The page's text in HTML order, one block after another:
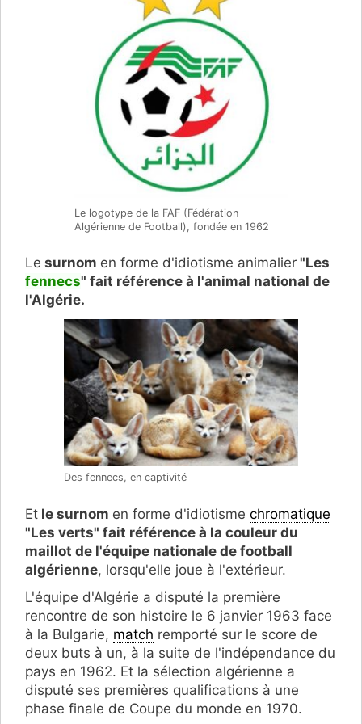
Le logotype de la FAF (Fédération
Algérienne de Football), fondée en 1962
Le surnom en forme d'idiotisme animalier "Les
fennecs" fait référence à l'animal national de
l'Algérie.
Des fennecs, en captivité
Et le surnom en forme d'idiotisme chromatique
"Les verts" fait référence à la couleur du
maillot de l'équipe nationale de football
algérienne, lorsqu'elle joue à l'extérieur.
L'équipe d'Algérie a disputé la première
rencontre de son histoire le 6 janvier 1963 face
à la Bulgarie, match remporté sur le score de
deux buts à un, à la suite de l'indépendance du
pays en 1962. Et la sélection algérienne a
disputé ses premières qualifications à une
phase finale de Coupe du monde en 1970.